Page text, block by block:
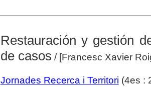
Restauración y gestión
de casos / [Francesc Xavier
Jornades Recerca i Territori (4es :